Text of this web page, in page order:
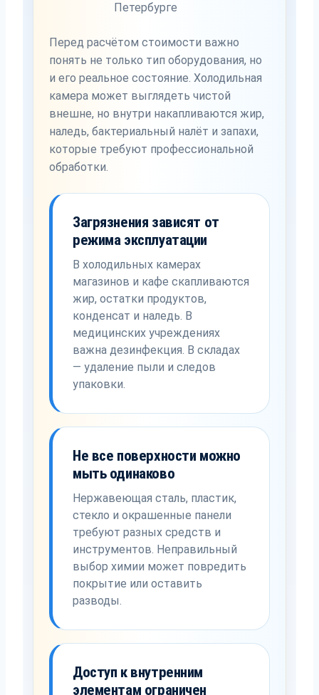
Петербурге
Перед расчётом стоимости важно
понять не только тип оборудования, но
и его реальное состояние. Холодильная
камера может выглядеть чистой
внешне, но внутри накапливаются жир,
наледь, бактериальный налёт и запахи,
которые требуют профессиональной
обработки.
Загрязнения зависят от
режима эксплуатации
В холодильных камерах
магазинов и кафе скапливаются
жир, остатки продуктов,
конденсат и наледь. В
медицинских учреждениях
важна дезинфекция. В складах
— удаление пыли и следов
упаковки.
Не все поверхности можно
мыть одинаково
Нержавеющая сталь, пластик,
стекло и окрашенные панели
требуют разных средств и
инструментов. Неправильный
выбор химии может повредить
покрытие или оставить
разводы.
Доступ к внутренним
элементам ограничен